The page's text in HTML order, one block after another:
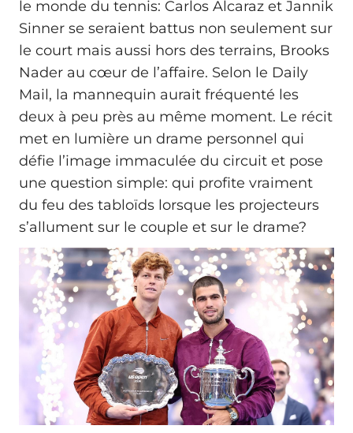
le monde du tennis: Carlos Alcaraz et Jannik
Sinner se seraient battus non seulement sur
le court mais aussi hors des terrains, Brooks
Nader au cœur de l’affaire. Selon le Daily
Mail, la mannequin aurait fréquenté les
deux à peu près au même moment. Le récit
met en lumière un drame personnel qui
défie l’image immaculée du circuit et pose
une question simple: qui profite vraiment
du feu des tabloïds lorsque les projecteurs
s’allument sur le couple et sur le drame?